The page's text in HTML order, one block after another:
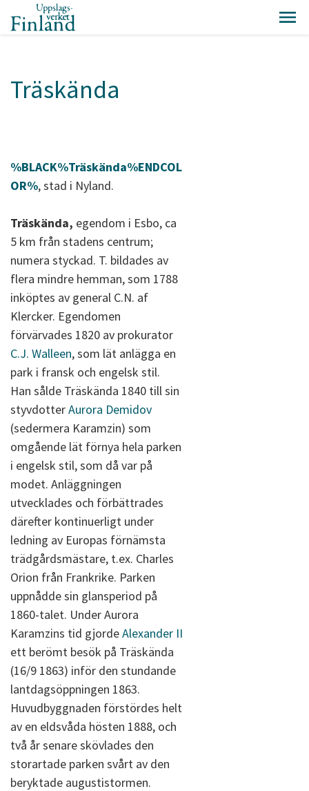
Träskända
%BLACK%Träskända%ENDCOL
OR%, stad i Nyland.
Träskända, egendom i Esbo, ca
5 km från stadens centrum;
numera styckad. T. bildades av
flera mindre hemman, som 1788
inköptes av general C.N. af
Klercker. Egendomen
förvärvades 1820 av prokurator
C.J. Walleen, som lät anlägga en
park i fransk och engelsk stil.
Han sålde Träskända 1840 till sin
styvdotterAurora Demidov
(sedermera Karamzin) som
omgående lät förnya hela parken
i engelsk stil, som då var på
modet. Anläggningen
utvecklades och förbättrades
därefter kontinuerligt under
ledning av Europas förnämsta
trädgårdsmästare, t.ex. Charles
Orion från Frankrike. Parken
uppnådde sin glansperiod på
1860-talet. Under Aurora
Karamzins tid gjordeAlexander II
ett berömt besök på Träskända
(16/9 1863) inför den stundande
lantdagsöppningen 1863.
Huvudbyggnaden förstördes helt
av en eldsvåda hösten 1888, och
två år senare skövlades den
storartade parken svårt av den
beryktade augustistormen.